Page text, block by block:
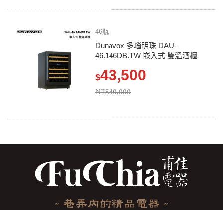
46瓶
Dunavox 多瑙明珠 DAU-
46.146DB.TW 嵌入式 雙溫酒櫃
$43,500
NT$49,000